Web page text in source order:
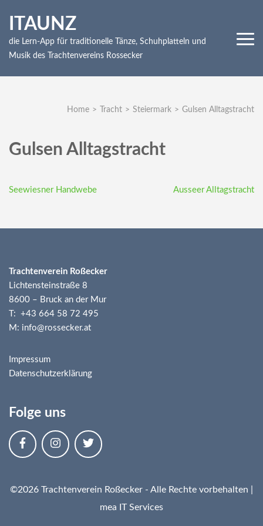
ITAUNZ
die Lern-App für traditionelle Tänze, Schuhplatteln und
Musik des Trachtenvereins Rossecker
Home > Tracht > Steiermark > Gulsen Alltagstracht
Gulsen Alltagstracht
Beitragsnavigation
Seewiesner Handwebe Ausseer Alltagstracht
Trachtenverein Roßecker
Lichtensteinstraße 8
8600 – Bruck an der Mur
T: +43 664 58 72 495
M: info@rossecker.at
Impressum
Datenschutzerklärung
Folge uns
©2026 Trachtenverein Roßecker - Alle Rechte vorbehalten |
mea IT Services